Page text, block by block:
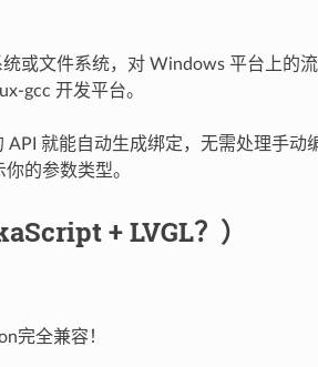
或文件系统，对 Windows 平台上的
gcc 开发平台。
就能自动生成绑定，无需处理手动
的参数类型。
+ LVGL？）
完全兼容！